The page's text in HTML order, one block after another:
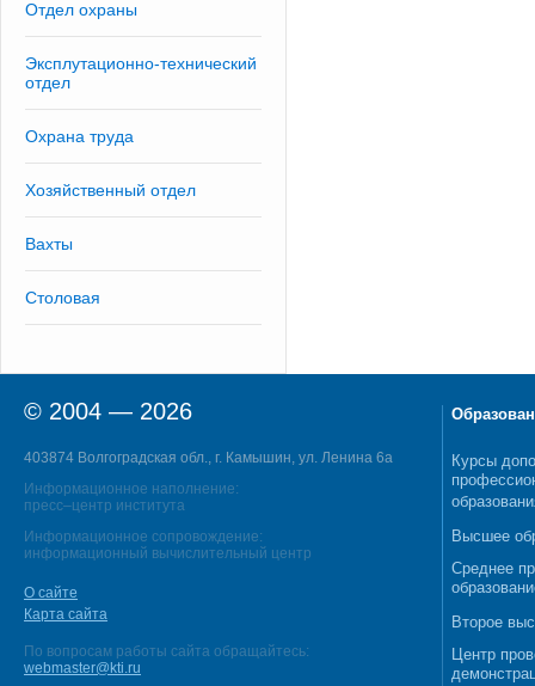
Отдел охраны
Эксплутационно-технический
отдел
Охрана труда
Хозяйственный отдел
Вахты
Столовая
© 2004 — 2026
403874 Волгоградская обл., г. Камышин, ул. Ленина 6а
Информационное наполнение:
пресс–центр института
Информационное сопровождение:
информационный вычислительный центр
О сайте
Карта сайта
По вопросам работы сайта обращайтесь:
webmaster@kti.ru
Курсы
Высшее
Среднее
Второе
Центр